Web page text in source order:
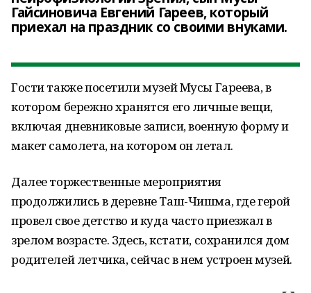
Гайсиновича Евгений Гареев, который
приехал на праздник со своими внуками.
Гости также посетили музей Мусы Гареева, в
котором бережно хранятся его личные вещи,
включая дневниковые записи, военную форму и
макет самолета, на котором он летал.
Далее торжественные мероприятия
продолжились в деревне Таш-Чишма, где герой
провел свое детство и куда часто приезжал в
зрелом возрасте. Здесь, кстати, сохранился дом
родителей летчика, сейчас в нем устроен музей.